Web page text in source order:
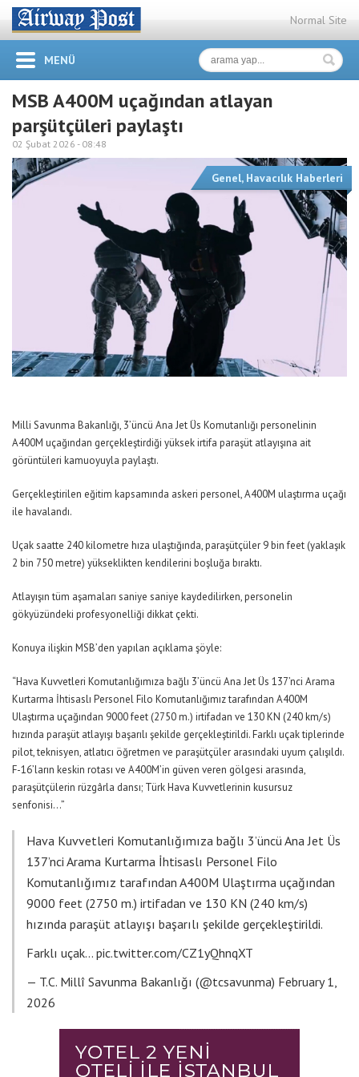
Normal Site
MENÜ
MSB A400M uçağından atlayan
parşütçüleri paylaştı
02 Şubat 2026 - 08:48
Genel, Havacılık Haberleri
Milli Savunma Bakanlığı, 3’üncü Ana Jet Üs Komutanlığı personelinin
A400M uçağından gerçekleştirdiği yüksek irtifa paraşüt atlayışına ait
görüntüleri kamuoyuyla paylaştı.
Gerçekleştirilen eğitim kapsamında askeri personel, A400M ulaştırma uçağı
ile havalandı.
Uçak saatte 240 kilometre hıza ulaştığında, paraşütçüler 9 bin feet (yaklaşık
2 bin 750 metre) yükseklikten kendilerini boşluğa bıraktı.
Atlayışın tüm aşamaları saniye saniye kaydedilirken, personelin
gökyüzündeki profesyonelliği dikkat çekti.
Konuya ilişkin MSB’den yapılan açıklama şöyle:
“Hava Kuvvetleri Komutanlığımıza bağlı 3’üncü Ana Jet Üs 137’nci Arama
Kurtarma İhtisaslı Personel Filo Komutanlığımız tarafından A400M
Ulaştırma uçağından 9000 feet (2750 m.) irtifadan ve 130 KN (240 km/s)
hızında paraşüt atlayışı başarılı şekilde gerçekleştirildi. Farklı uçak tiplerinde
pilot, teknisyen, atlatıcı öğretmen ve paraşütçüler arasındaki uyum çalışıldı.
F-16’ların keskin rotası ve A400M’in güven veren gölgesi arasında,
paraşütçülerin rüzgârla dansı; Türk Hava Kuvvetlerinin kusursuz
senfonisi…”
Hava Kuvvetleri Komutanlığımıza bağlı 3’üncü Ana Jet Üs
137’nci Arama Kurtarma İhtisaslı Personel Filo
Komutanlığımız tarafından A400M Ulaştırma uçağından
9000 feet (2750 m.) irtifadan ve 130 KN (240 km/s)
hızında paraşüt atlayışı başarılı şekilde gerçekleştirildi.
Farklı uçak… pic.twitter.com/CZ1yQhnqXT
— T.C. Millî Savunma Bakanlığı (@tcsavunma) February 1,
2026